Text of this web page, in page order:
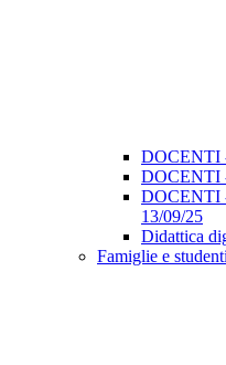
DOCENTI
DOCENTI
DOCENTI
13/09/25
Didattica
Famiglie e studenti